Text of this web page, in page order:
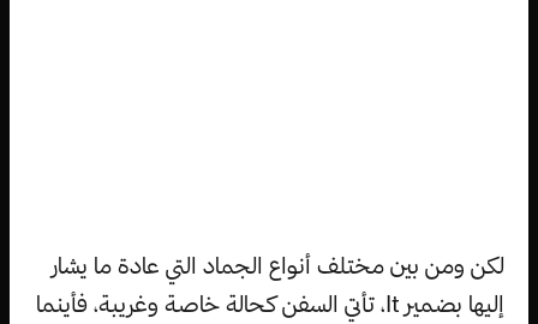
لكن ومن بين مختلف أنواع الجماد التي عادة ما يشار
إليها بضمير It، تأتي السفن كحالة خاصة وغريبة، فأينما